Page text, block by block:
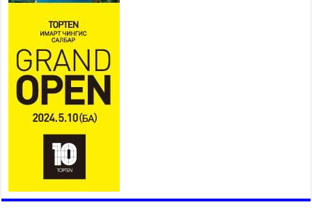
ТЭЗҮ-ийг боловсруулах ажил 90 хувийн
гүйцэтгэлтэй байна
2026 оны 8 сар 6 / 14 цаг 14 минут
Татварын өрийг барагдуулахдаа орлогын 30
хувийг татвар төлөгчид үлдээхээр хуульчилж,
татварын тайлангаа залруулах хугацааг хоёр
жил болгон сунгажээ
2026 оны 8 сар 6 / 14 цаг 10 минут
Нэгдүгээр хорооллын арын замыг наймдугаар
сарын 6-ны 23:00 цагаас түр хааж, борооны ус
зайлуулах шугамын хөндлөн сэтэлгээ хийнэ